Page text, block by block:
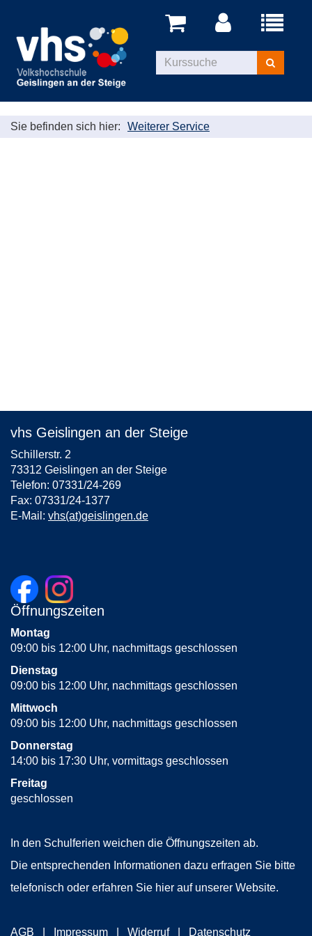
Menü
Kurse
suchen
Sie befinden sich hier: Weiterer Service
vhs Geislingen an der Steige
Schillerstr. 2
73312 Geislingen an der Steige
Telefon: 07331/24-269
Fax: 07331/24-1377
E-Mail: vhs(at)geislingen.de
Öffnungszeiten
Montag
09:00 bis 12:00 Uhr, nachmittags geschlossen
Dienstag
09:00 bis 12:00 Uhr, nachmittags geschlossen
Mittwoch
09:00 bis 12:00 Uhr, nachmittags geschlossen
Donnerstag
14:00 bis 17:30 Uhr, vormittags geschlossen
Freitag
geschlossen
In den Schulferien weichen die Öffnungszeiten ab.
Die entsprechenden Informationen dazu erfragen Sie bitte
telefonisch oder erfahren Sie hier auf unserer Website.
AGB Impressum Widerruf Datenschutz